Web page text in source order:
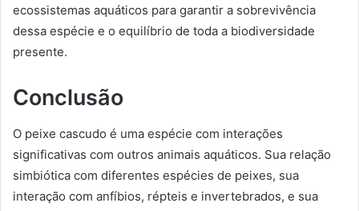
ecossistemas aquáticos para garantir a sobrevivência
dessa espécie e o equilíbrio de toda a biodiversidade
presente.
Conclusão
O peixe cascudo é uma espécie com interações
significativas com outros animais aquáticos. Sua relação
simbiótica com diferentes espécies de peixes, sua
interação com anfíbios, répteis e invertebrados, e sua